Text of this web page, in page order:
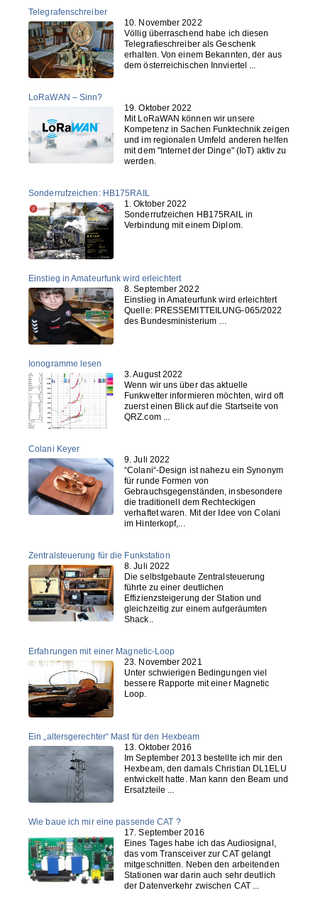
Telegrafenschreiber
10. November 2022
Völlig überraschend habe ich diesen
Telegrafieschreiber als Geschenk
erhalten. Von einem Bekannten, der aus
dem österreichischen Innviertel ...
LoRaWAN – Sinn?
19. Oktober 2022
Mit LoRaWAN können wir unsere
Kompetenz in Sachen Funktechnik zeigen
und im regionalen Umfeld anderen helfen
mit dem "Internet der Dinge" (IoT) aktiv zu
werden.
Sonderrufzeichen: HB175RAIL
1. Oktober 2022
Sonderrufzeichen HB175RAIL in
Verbindung mit einem Diplom.
Einstieg in Amateurfunk wird erleichtert
8. September 2022
Einstieg in Amateurfunk wird erleichtert
Quelle: PRESSEMITTEILUNG-065/2022
des Bundesministerium …
Ionogramme lesen
3. August 2022
Wenn wir uns über das aktuelle
Funkwetter informieren möchten, wird oft
zuerst einen Blick auf die Startseite von
QRZ.com ...
Colani Keyer
9. Juli 2022
“Colani“-Design ist nahezu ein Synonym
für runde Formen von
Gebrauchsgegenständen, insbesondere
die traditionell dem Rechteckigen
verhaftet waren. Mit der Idee von Colani
im Hinterkopf,...
Zentralsteuerung für die Funkstation
8. Juli 2022
Die selbstgebaute Zentralsteuerung
führte zu einer deutlichen
Effizienzsteigerung der Station und
gleichzeitig zur einem aufgeräumten
Shack..
Erfahrungen mit einer Magnetic-Loop
23. November 2021
Unter schwierigen Bedingungen viel
bessere Rapporte mit einer Magnetic
Loop.
Ein „altersgerechter“ Mast für den Hexbeam
13. Oktober 2016
Im September 2013 bestellte ich mir den
Hexbeam, den damals Christian DL1ELU
entwickelt hatte. Man kann den Beam und
Ersatzteile ...
Wie baue ich mir eine passende CAT ?
17. September 2016
Eines Tages habe ich das Audiosignal,
das vom Transceiver zur CAT gelangt
mitgeschnitten. Neben den arbeitenden
Stationen war darin auch sehr deutlich
der Datenverkehr zwischen CAT ...